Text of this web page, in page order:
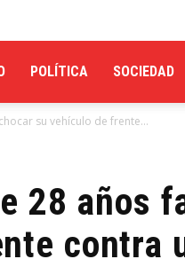
POLÍTICA SOCIEDAD
su vehículo de frente...
28 años
contra